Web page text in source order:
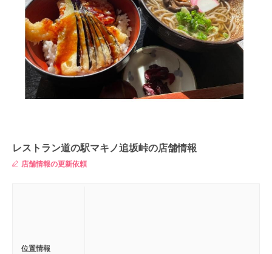
レストラン道の駅マキノ追坂峠の店舗情報
店舗情報の更新依頼
位置情報